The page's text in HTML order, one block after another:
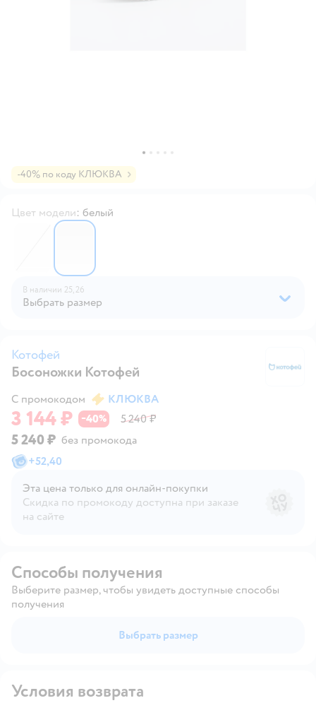
-40% по коду КЛЮКВА
Цвет модели: белый
71273827127383
В наличии 25, 26
Выбрать размер
Котофей
Босоножки Котофей
С промокодом
КЛЮКВА
3 144 ₽ −40% 5 240 ₽
5 240 ₽ без промокода
+52,40
Эта цена только для онлайн‑покупки
Скидка по промокоду доступна при заказе
на сайте
Способы получения
Выберите размер, чтобы увидеть доступные способы
получения
Выбрать размер
Условия возврата